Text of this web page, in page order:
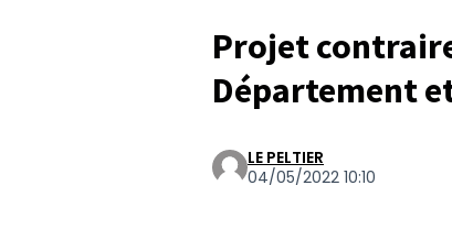
Projet
Département
LE PELTIER
04/05/2022 10:10